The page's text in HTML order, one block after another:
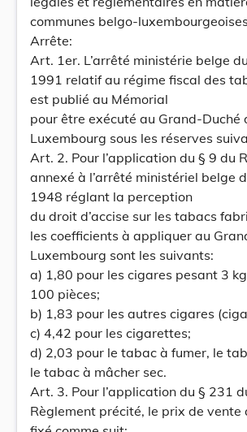
communes belgo-
Arrête:
Art. 1er. L’arrêté ministérie belge
1991 relatif au régime fiscal des
est publié au Mémorial
pour être exécuté au Grand-Duché
Luxembourg sous les réserves
Art. 2. Pour l’application du § 9 du
annexé à l’arrêté ministériel belge
1948 réglant la perception
du droit d’accise sur les tabacs
les coefficients à appliquer au
Luxembourg sont les suivants:
a) 1,80 pour les cigares pesant 3
100 pièces;
b) 1,83 pour les autres cigares
c) 4,42 pour les cigarettes;
d) 2,03 pour le tabac à fumer, le
le tabac à mâcher sec.
Art. 3. Pour l’application du § 231
Règlement précité, le prix de vente